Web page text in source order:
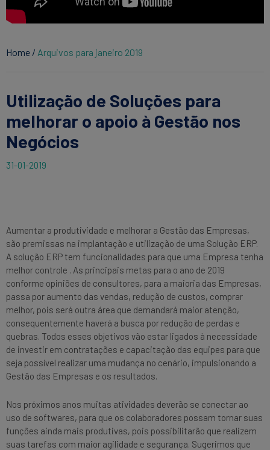
Home / Arquivos para janeiro 2019
Utilização de Soluções para
melhorar o apoio à Gestão nos
Negócios
31-01-2019
Aumentar a produtividade e melhorar a Gestão das Empresas,
são premissas na implantação e utilização de uma Solução ERP.
A solução ERP tem funcionalidades para que uma Empresa tenha
melhor controle . As principais metas para o ano de 2019
conforme opiniões de consultores, para a maioria das Empresas,
passa por aumento das vendas, redução de custos, comprar
melhor, pois será outra área que demandará maior atenção,
consequentemente haverá a busca por redução de perdas e
quebras. Todos esses objetivos vão estar ligados à necessidade
de investir em contratações e capacitação das equipes para que
seja possível realizar uma mudança no cenário, impulsionando a
Gestão das Empresas e os resultados.
Nos próximos anos muitas atividades deverão se conectar ao
uso de softwares, para que os colaboradores possam tornar suas
funções ainda mais produtivas, pois possibilitarão que realizem
suas tarefas com maior agilidade e segurança. Sugerimos que